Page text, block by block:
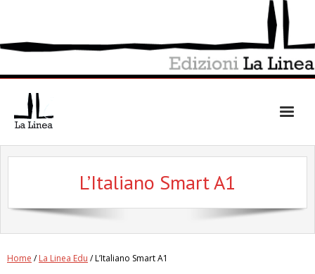
L’Italiano Smart A1
Home /La Linea Edu / L’Italiano Smart A1